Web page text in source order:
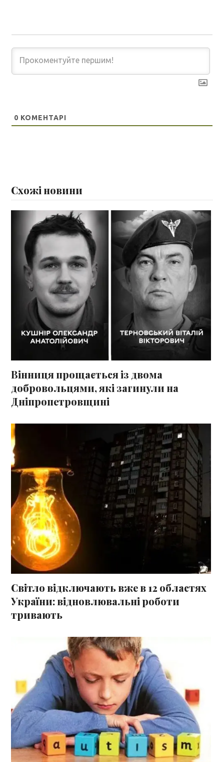
0 КОМЕНТАРІ
Схожі новини
Вінниця прощається із двома
добровольцями, які загинули на
Дніпропетровщині
Світло відключають вже в 12 областях
України: відновлювальні роботи
тривають